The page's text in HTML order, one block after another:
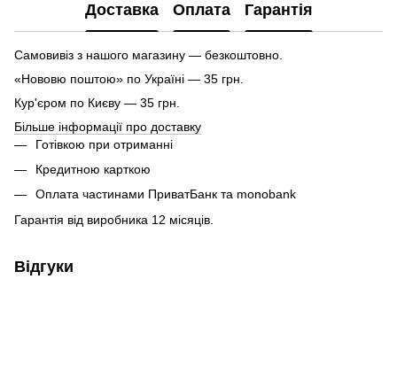
Доставка Оплата Гарантія
Самовивіз з нашого магазину — безкоштовно.
«Нововю поштою» по Україні — 35 грн.
Кур'єром по Києву — 35 грн.
Більше інформації про доставку
Готівкою при отриманні
Кредитною карткою
Оплата частинами ПриватБанк та monobank
Гарантія від виробника 12 місяців.
Відгуки